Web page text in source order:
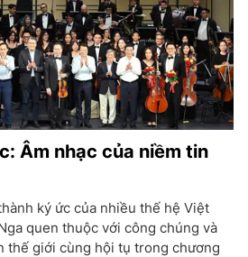
Âm nhạc của niềm tin
ký ức của nhiều thế hệ Việt
quen thuộc với công chúng và
thế giới cùng hội tụ trong chương